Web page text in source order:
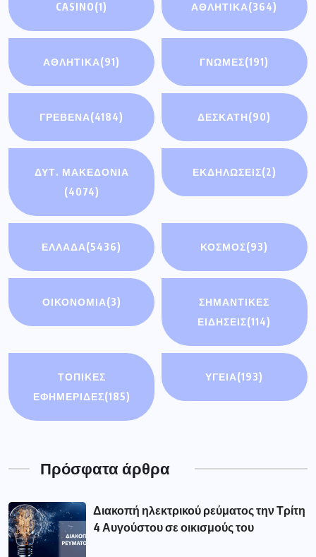
CASINO(1) ΑΘΛΗΤΙΚΑ(364)
ΑΘΛΗΤΙΚΆ(91) ΓΝΩΜΕΣ(191)
ΓΡΕΒΕΝΑ(4184) ΔΕΣΚΑΤΗ(90)
ΔΥΤ. ΜΑΚΕΔΟΝΙΑ
(4074)
ΕΚΔΗΛΩΣΕΙΣ(2)
ΕΛΛΑΔΑ(5436) ΚΟΣΜΟΣ(93)
ΟΙΚΟΝΟΜΊΑ(3)
ΣΗΜΑΝΤΙΚΈΣ
ΕΙΔΉΣΕΙΣ(114)
ΤΟΠΙΚΕΣ
ΕΦΗΜΕΡΙΔΕΣ(185)
ΥΓΕΙΑ(193)
Πρόσφατα άρθρα
Διακοπή ηλεκτρικού ρεύματος την Τρίτη
4 Αυγούστου σε οικισμούς του